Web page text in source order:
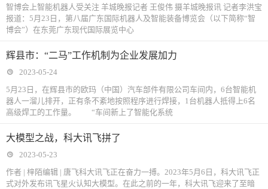
智博会上智能机器人受关注 羊城晚报记者 王俊伟 摄羊城晚报讯 记者李洪宝
报道：5月23日，第八届广东国际机器人及智能装备博览会（以下简称“智
博会”）在东莞广东现代国际展览中心
辉县市：“二马”工作机制为企业发展加力
2023-05-24
5月23日，在辉县市的欧玛（中国）汽车部件有限公司车间内，6台智能机
器人一溜儿排开，正有条不紊地按照程序进行焊接，1台机器人抵得上6名
高级焊工的工作量。 “车间新上了智能化系统
大模型之战，科大讯飞拼了
2023-05-23
作者 | 梓陌编辑 | 唐飞科大讯飞正在奋力一搏。2023年5月6日，科大讯飞正
式对外发布讯飞星火认知大模型。在此之前的一年，科大讯飞迎来了至暗